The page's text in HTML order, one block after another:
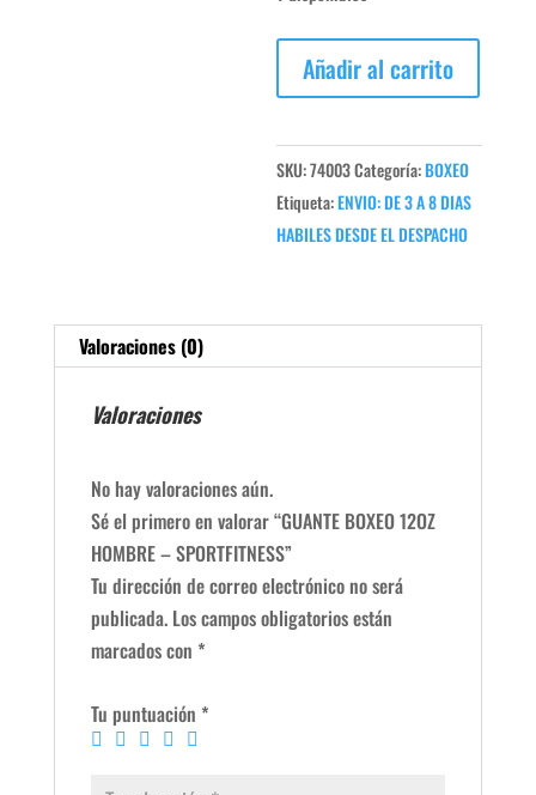
GUANTE
BOXEO
HOMBRE
-
SPORTFITNESS
cantidad
Añadir al carrito
SKU:74003Categoría:BOXEO
Etiqueta:ENVIO: DE 3 A 8 DIAS
HABILES DESDE EL DESPACHO
Valoraciones (0)
Valoraciones
No hay valoraciones aún.
Sé el primero en valorar “GUANTE BOXEO 12OZ
HOMBRE – SPORTFITNESS”
Tu dirección de correo electrónico no será
publicada. Los campos obligatorios están
marcados con *
Tu puntuación *